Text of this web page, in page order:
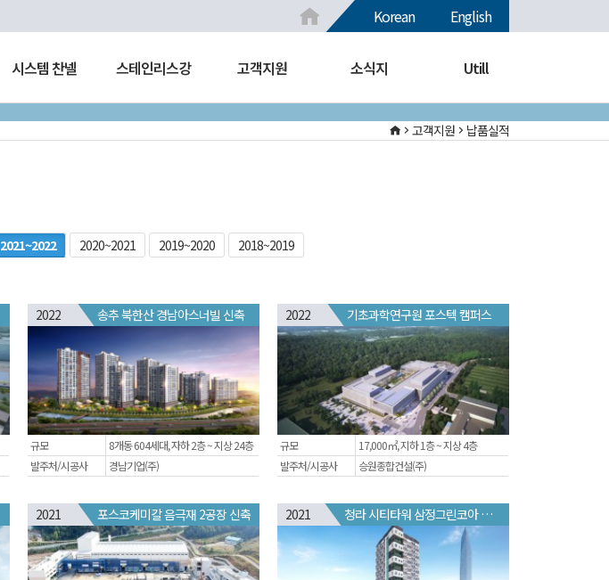
Korean English
시스템 찬넬 스테인리스강 고객지원 소식지 Utill
고객지원
납품실적
2021~2022 2020~2021 2019~2020 2018~2019
2022 송추 북한산 경남아스너빌 신축
규모
8개동 604세대, 자하 2층 ~ 지상 24층
발주처/시공사
경남기업(주)
2022 기초과학연구원 포스텍 캠퍼스
규모
17,000㎡, 지하 1층 ~ 지상 4층
발주처/시공사
승원종합건설(주)
2021 포스코케미칼 음극재 2공장 신축 2021 청라 시티타워 삼정그린코아 더시티